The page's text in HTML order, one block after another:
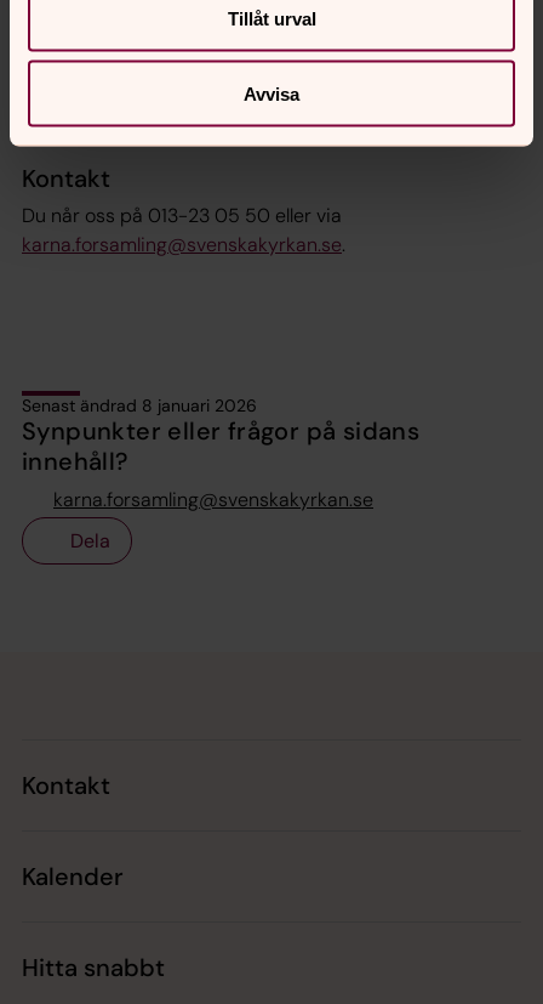
Tillåt urval
Avvisa
planering inför en begravning eller hur en
begravningsgudstjänst går till, så finns det mycket bra
Kontakt
Du når oss på 013-23 05 50 eller via
karna.forsamling@svenskakyrkan.se.
Senast ändrad 8 januari 2026
Synpunkter eller frågor på sidans
innehåll?
karna.forsamling@svenskakyrkan.se
Dela
Kontakt
Kalender
Hitta snabbt